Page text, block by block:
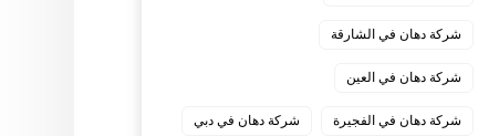
شركة دهان في الشارقة
شركة دهان في العين
شركة دهان في الفجيرة شركة دهان في دبي